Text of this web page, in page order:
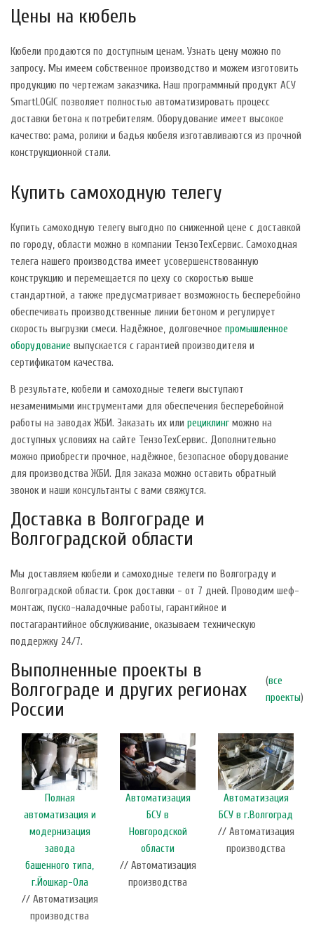
Цены на кюбель
Кюбели продаются по доступным ценам. Узнать цену можно по
запросу. Мы имеем собственное производство и можем изготовить
продукцию по чертежам заказчика. Наш программный продукт АСУ
SmartLOGIC позволяет полностью автоматизировать процесс
доставки бетона к потребителям. Оборудование имеет высокое
качество: рама, ролики и бадья кюбеля изготавливаются из прочной
конструкционной стали.
Купить самоходную телегу
Купить самоходную телегу выгодно по сниженной цене с доставкой
по городу, области можно в компании ТензоТехСервис. Самоходная
телега нашего производства имеет усовершенствованную
конструкцию и перемещается по цеху со скоростью выше
стандартной, а также предусматривает возможность бесперебойно
обеспечивать производственные линии бетоном и регулирует
скорость выгрузки смеси. Надёжное, долговечное промышленное
оборудование выпускается с гарантией производителя и
сертификатом качества.
В результате, кюбели и самоходные телеги выступают
незаменимыми инструментами для обеспечения бесперебойной
работы на заводах ЖБИ. Заказать их или рециклинг можно на
доступных условиях на сайте ТензоТехСервис. Дополнительно
можно приобрести прочное, надёжное, безопасное оборудование
для производства ЖБИ. Для заказа можно оставить обратный
звонок и наши консультанты с вами свяжутся.
Доставка в Волгограде и
Волгоградской области
Мы доставляем кюбели и самоходные телеги по Волгограду и
Волгоградской области. Срок доставки - от 7 дней. Проводим шеф-
монтаж, пуско-наладочные работы, гарантийное и
постагарантийное обслуживание, оказываем техническую
поддержку 24/7.
Выполненные проекты в
Волгограде и других регионах
России
(все
проекты)
Полная
автоматизация и
модернизация
завода
башенного типа,
г.Йошкар-Ола
// Автоматизация
производства
Автоматизация
БСУ в
Новгородской
области
// Автоматизация
производства
Автоматизация
БСУ в г.Волгоград
// Автоматизация
производства